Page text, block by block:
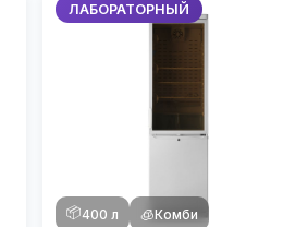
ЛАБОРАТОРНЫЙ
📦400 л 🧊Комби